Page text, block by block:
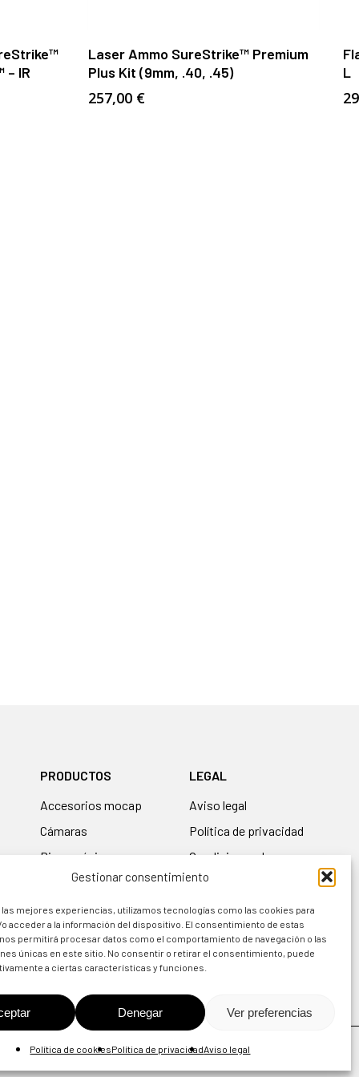
Gestionar consentimiento
mejores experiencias, utilizamos tecnologías como las cookies para
acceder a la información del dispositivo. El consentimiento de estas
permitirá procesar datos como el comportamiento de navegación o las
únicas en este sitio. No consentir o retirar el consentimiento, puede
a ciertas características y funciones.
Denegar Ver preferencias
Política de cookiesPolítica de privacidadAviso legal
– IR
Laser Ammo SureStrike™ Premium
Plus Kit (9mm, .40, .45)
257,00 €
L
PRODUCTOS
accesorios mocap
cámaras
biomecánica
guantes
simuladores
equipos de
entrenamiento
LEGAL
Aviso legal
Política de privacidad
Condiciones de uso
Política de cookies
Política de devolución
x-
twitter
facebook